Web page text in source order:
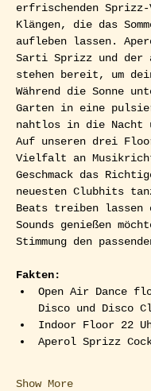
erfrischenden
Klängen, die das
aufleben lassen.
Sarti Sprizz und der
stehen bereit, um
Während die Sonne
Garten in eine
nahtlos in die Nacht
Auf unseren drei
Vielfalt an
Geschmack das
neuesten Clubhits
Beats treiben
Sounds genießen
Stimmung den
Fakten:
Open Air Dance
Disco und Disco
Indoor Floor 22
Aperol Sprizz
Show More